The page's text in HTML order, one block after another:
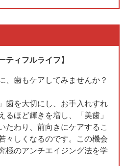
ティフルライフ】
、歯もケアしてみませんか？
歯を大切にし、お手入れすれ
るほど輝きを増し、「美歯」
たわり、前向きにケアするこ
々しくなるのです。この機会
極のアンチエイジング法を学